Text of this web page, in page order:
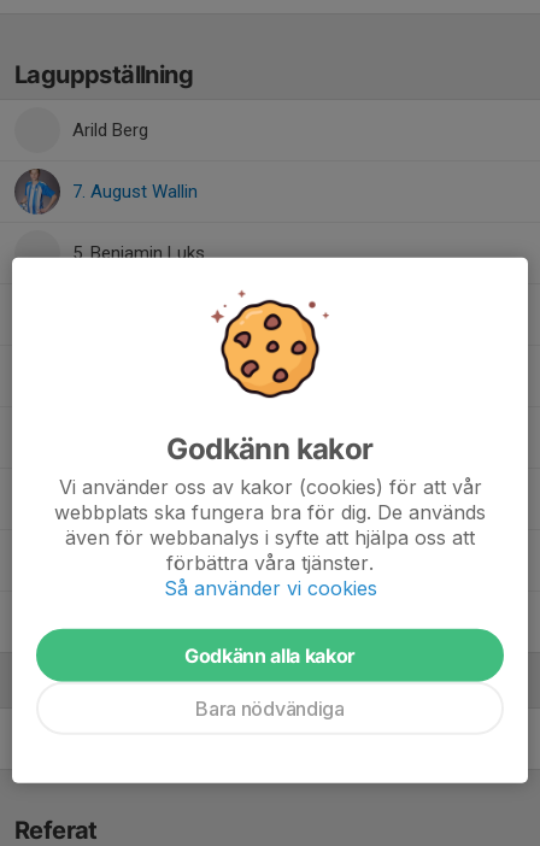
Laguppställning
Arild Berg
7. August Wallin
5. Benjamin Luks
6. Charlie Knutsson
3. Eleon Larssén
11. Jordan Forså
26. Seljadin Murina
Ledare
Referat
Godkänn kakor
Vi använder oss av kakor (cookies) för att vår
webbplats ska fungera bra för dig. De används
även för webbanalys i syfte att hjälpa oss att
förbättra våra tjänster.
Så använder vi cookies
Godkänn alla kakor
Bara nödvändiga